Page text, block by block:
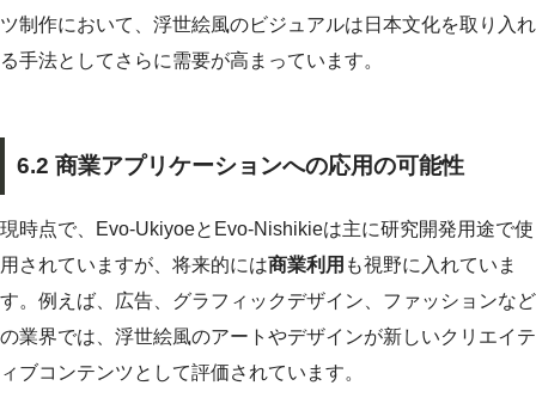
ツ制作において、浮世絵風のビジュアルは日本文化を取り入れ
る手法としてさらに需要が高まっています。
6.2 商業アプリケーションへの応用の可能性
現時点で、Evo-UkiyoeとEvo-Nishikieは主に研究開発用途で使
用されていますが、将来的には商業利用 も視野に入れていま
す。例えば、広告、グラフィックデザイン、ファッションなど
の業界では、浮世絵風のアートやデザインが新しいクリエイテ
ィブコンテンツとして評価されています。